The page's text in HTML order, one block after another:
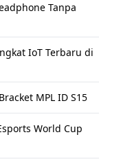
Tanpa
IoT Terbaru di
MPL ID S15
World Cup